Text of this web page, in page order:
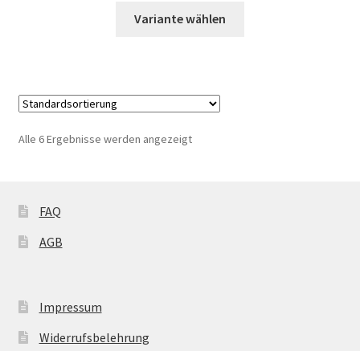
Variante wählen
Alle 6 Ergebnisse werden angezeigt
FAQ
AGB
Impressum
Widerrufsbelehrung